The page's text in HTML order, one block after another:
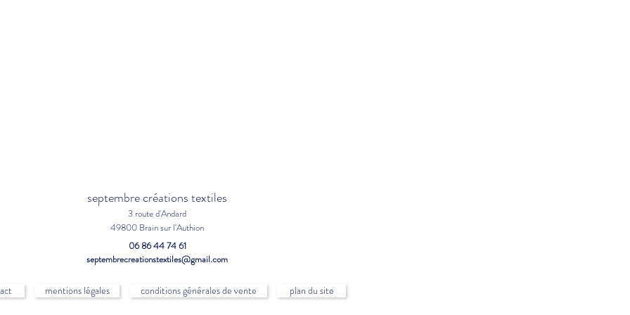
septembre créations textiles
3 route d'Andard
49800 Brain sur l'Authion
06 86 44 74 61
septembrecreationstextiles@gmail.com
mentions légales conditions générales de vente plan du site